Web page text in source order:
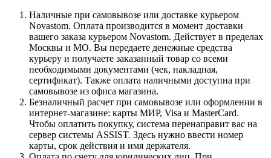
Наличные при самовывозе или доставке курьером
Novastom. Оплата производится в момент доставки
вашего заказа курьером Novastom. Действует в пределах
Москвы и МО. Вы передаете денежные средства
курьеру и получаете заказанный товар со всеми
необходимыми документами (чек, накладная,
сертификат). Также оплата наличными доступна при
самовывозе из офиса магазина.
Безналичный расчет при самовывозе или оформлении в
интернет-магазине: карты МИР, Visa и MasterCard.
Чтобы оплатить покупку, система перенаправит вас на
сервер системы ASSIST. Здесь нужно ввести номер
карты, срок действия и имя держателя.